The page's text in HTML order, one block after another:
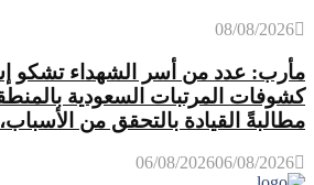
08/08/2026
مأرب: عدد من أسر الشهداء تشكو
كشوفات المرتبات السعودية
مطالبةً القيادة بالتحقق من
06/08/202606/08/2026